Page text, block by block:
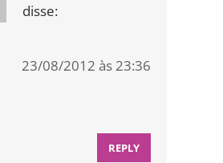
disse:
23/08/2012 às 23:36
REPLY